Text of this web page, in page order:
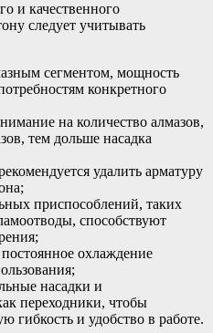
и качественного
следует учитывать
сегментом, мощность
конкретного
на количество алмазов,
тем дольше насадка
удалить арматуру
приспособлений, таких
способствуют
охлаждение
насадки и
переходники, чтобы
гибкость и удобство в работе.